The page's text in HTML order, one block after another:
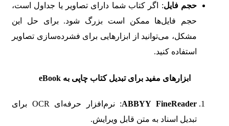
حجم فایل: اگر کتاب شما دارای تصاویر یا جداول است،
حجم فایل‌ها ممکن است بزرگ شود. برای حل این
مشکل، می‌توانید از ابزارهایی برای فشرده‌سازی تصاویر
استفاده کنید.
ابزارهای مفید برای تبدیل کتاب چاپی به eBook
ABBYY FineReader
: نرم‌افزار حرفه‌ای OCR برای
تبدیل اسناد به متن قابل ویرایش.